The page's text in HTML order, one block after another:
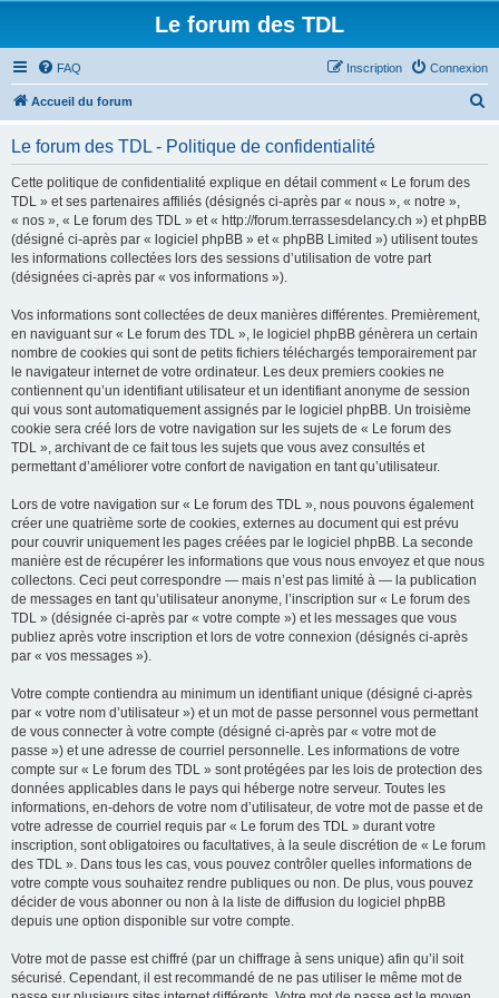
Le forum des TDL
FAQ Connexion
Inscription
Accueil du forum
Le forum des TDL - Politique de confidentialité
Cette politique de confidentialité explique en détail comment « Le forum des
TDL » et ses partenaires affiliés (désignés ci-après par « nous », « notre »,
« nos », « Le forum des TDL » et « http://forum.terrassesdelancy.ch ») et phpBB
(désigné ci-après par « logiciel phpBB » et « phpBB Limited ») utilisent toutes
les informations collectées lors des sessions d’utilisation de votre part
(désignées ci-après par « vos informations »).
Vos informations sont collectées de deux manières différentes. Premièrement,
en naviguant sur « Le forum des TDL », le logiciel phpBB génèrera un certain
nombre de cookies qui sont de petits fichiers téléchargés temporairement par
le navigateur internet de votre ordinateur. Les deux premiers cookies ne
contiennent qu’un identifiant utilisateur et un identifiant anonyme de session
qui vous sont automatiquement assignés par le logiciel phpBB. Un troisième
cookie sera créé lors de votre navigation sur les sujets de « Le forum des
TDL », archivant de ce fait tous les sujets que vous avez consultés et
permettant d’améliorer votre confort de navigation en tant qu’utilisateur.
Lors de votre navigation sur « Le forum des TDL », nous pouvons également
créer une quatrième sorte de cookies, externes au document qui est prévu
pour couvrir uniquement les pages créées par le logiciel phpBB. La seconde
manière est de récupérer les informations que vous nous envoyez et que nous
collectons. Ceci peut correspondre — mais n’est pas limité à — la publication
de messages en tant qu’utilisateur anonyme, l’inscription sur « Le forum des
TDL » (désignée ci-après par « votre compte ») et les messages que vous
publiez après votre inscription et lors de votre connexion (désignés ci-après
par « vos messages »).
Votre compte contiendra au minimum un identifiant unique (désigné ci-après
par « votre nom d’utilisateur ») et un mot de passe personnel vous permettant
de vous connecter à votre compte (désigné ci-après par « votre mot de
passe ») et une adresse de courriel personnelle. Les informations de votre
compte sur « Le forum des TDL » sont protégées par les lois de protection des
données applicables dans le pays qui héberge notre serveur. Toutes les
informations, en-dehors de votre nom d’utilisateur, de votre mot de passe et de
votre adresse de courriel requis par « Le forum des TDL » durant votre
inscription, sont obligatoires ou facultatives, à la seule discrétion de « Le forum
des TDL ». Dans tous les cas, vous pouvez contrôler quelles informations de
votre compte vous souhaitez rendre publiques ou non. De plus, vous pouvez
décider de vous abonner ou non à la liste de diffusion du logiciel phpBB
depuis une option disponible sur votre compte.
Votre mot de passe est chiffré (par un chiffrage à sens unique) afin qu’il soit
sécurisé. Cependant, il est recommandé de ne pas utiliser le même mot de